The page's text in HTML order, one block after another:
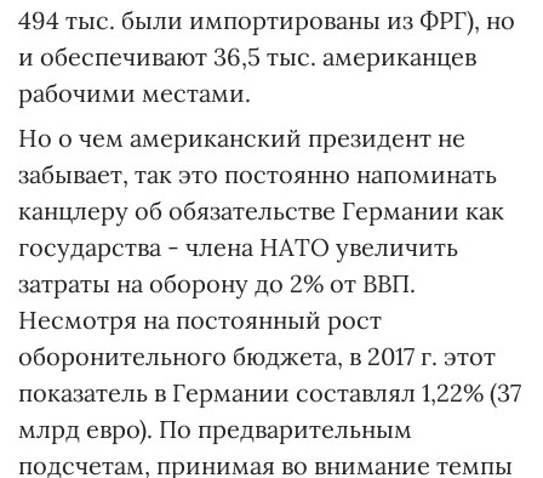
494 тыс. были импортированы из ФРГ), но
и обеспечивают 36,5 тыс. американцев
рабочими местами.
Но о чем американский президент не
забывает, так это постоянно напоминать
канцлеру об обязательстве Германии как
государства - члена НАТО увеличить
затраты на оборону до 2% от ВВП.
Несмотря на постоянный рост
оборонительного бюджета, в 2017 г. этот
показатель в Германии составлял 1,22% (37
млрд евро). По предварительным
подсчетам, принимая во внимание темпы